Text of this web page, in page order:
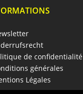
de confidentialité
générales
Légales